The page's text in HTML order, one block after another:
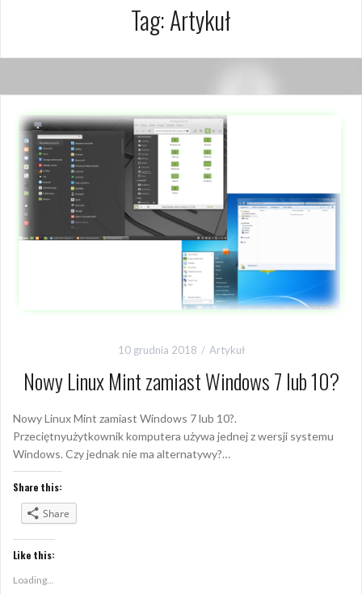
Tag:Artykuł
10 grudnia 2018 Artykuł
Nowy Linux Mint zamiast Windows 7 lub 10?
Nowy Linux Mint zamiast Windows 7 lub 10?.
Przeciętnyużytkownik komputera używa jednej z wersji systemu
Windows. Czy jednak nie ma alternatywy?…
Share this:
Share
Like this:
Loading...